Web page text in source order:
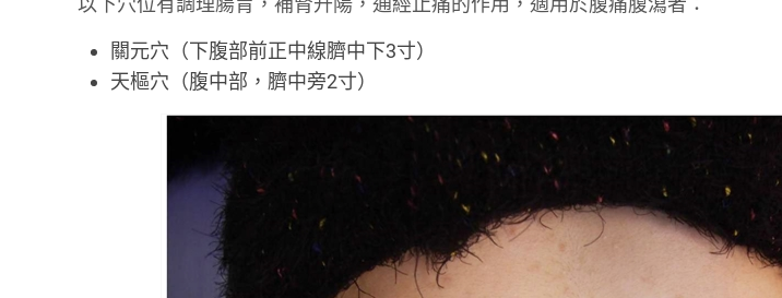
關元穴（下腹部前正中線臍中下3寸）
天樞穴（腹中部，臍中旁2寸）